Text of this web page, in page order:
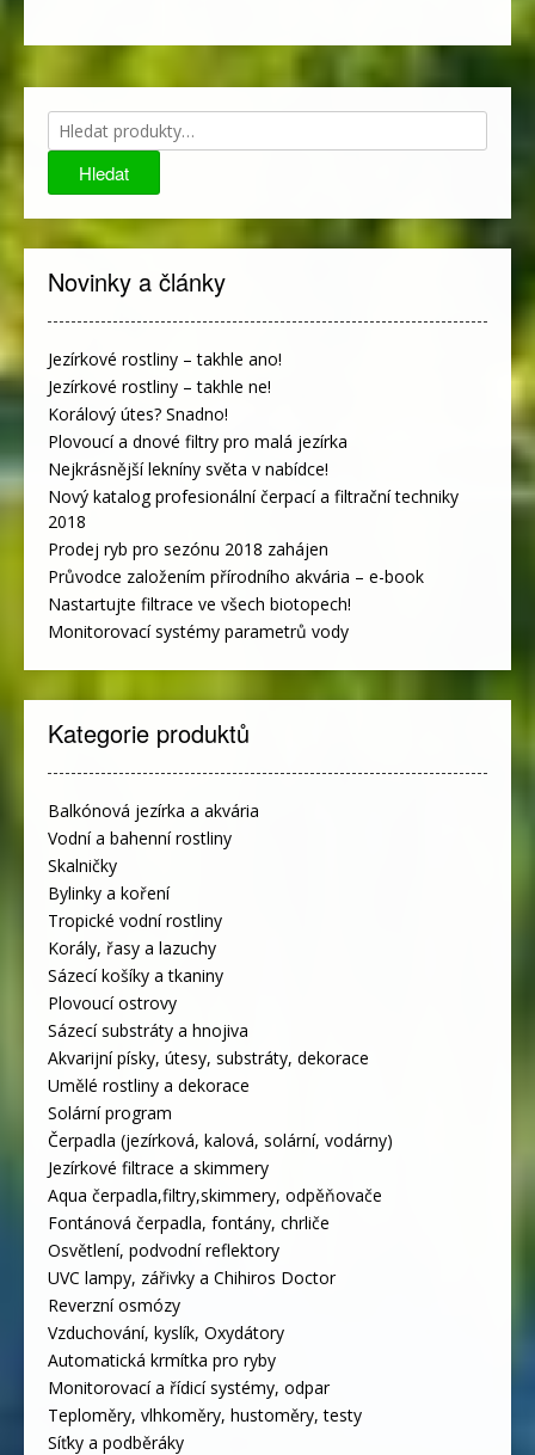
Hledat:
Hledat
Novinky a články
Jezírkové rostliny – takhle ano!
Jezírkové rostliny – takhle ne!
Korálový útes? Snadno!
Plovoucí a dnové filtry pro malá jezírka
Nejkrásnější lekníny světa v nabídce!
Nový katalog profesionální čerpací a filtrační techniky
2018
Prodej ryb pro sezónu 2018 zahájen
Průvodce založením přírodního akvária – e-book
Nastartujte filtrace ve všech biotopech!
Monitorovací systémy parametrů vody
Kategorie produktů
Balkónová jezírka a akvária
Vodní a bahenní rostliny
Skalničky
Bylinky a koření
Tropické vodní rostliny
Korály, řasy a lazuchy
Sázecí košíky a tkaniny
Plovoucí ostrovy
Sázecí substráty a hnojiva
Akvarijní písky, útesy, substráty, dekorace
Umělé rostliny a dekorace
Solární program
Čerpadla (jezírková, kalová, solární, vodárny)
Jezírkové filtrace a skimmery
Aqua čerpadla,filtry,skimmery, odpěňovače
Fontánová čerpadla, fontány, chrliče
Osvětlení, podvodní reflektory
UVC lampy, zářivky a Chihiros Doctor
Reverzní osmózy
Vzduchování, kyslík, Oxydátory
Automatická krmítka pro ryby
Monitorovací a řídicí systémy, odpar
Teploměry, vlhkoměry, hustoměry, testy
Síťky a podběráky